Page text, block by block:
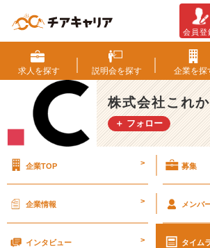
休
が
取
得
で
き
平
ら
会員登
求人を探す 説明会を探す 企業を探
株式会社これ
＋ フォロー
企業TOP > 募集
企業情報 > メンバ
インタビュー > タイム